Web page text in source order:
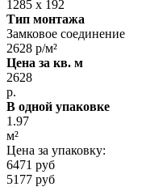
1285 х 192
Тип монтажа
Замковое соединение
2628 р/м²
Цена за кв. м
2628
р.
В одной упаковке
1.97
м²
Цена за упаковку:
6471 руб
5177 руб